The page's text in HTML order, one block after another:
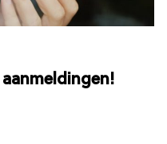
aanmeldingen!